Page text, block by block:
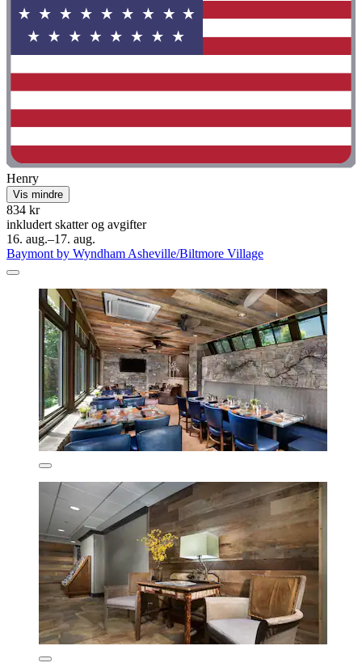
Henry
Vis mindre
834 kr
inkludert skatter og avgifter
16. aug.–17. aug.
Baymont by Wyndham Asheville/Biltmore Village